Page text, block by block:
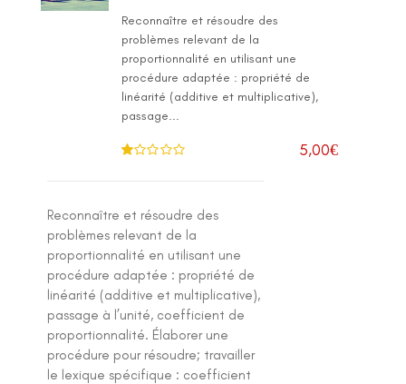
Reconnaître et résoudre des
problèmes relevant de la
proportionnalité en utilisant une
procédure adaptée : propriété de
linéarité (additive et multiplicative),
passage...
0
su
5,00€
Reconnaître et résoudre des
problèmes relevant de la
proportionnalité en utilisant une
procédure adaptée : propriété de
linéarité (additive et multiplicative),
passage à l’unité, coefficient de
proportionnalité. Élaborer une
procédure pour résoudre; travailler
le lexique spécifique : coefficient